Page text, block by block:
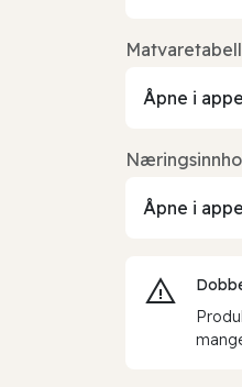
Åpne i
Åpne i